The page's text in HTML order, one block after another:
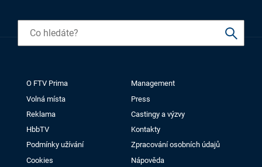
O FTV Prima
Management
Volná místa
Press
Reklama
Castingy a výzvy
HbbTV
Kontakty
Podmínky užívání
Zpracování osobních údajů
Cookies
Nápověda